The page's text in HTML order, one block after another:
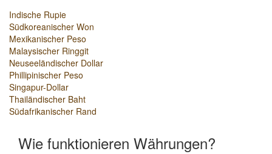
Indische Rupie
Südkoreanischer Won
Mexikanischer Peso
Malaysischer Ringgit
Neuseeländischer Dollar
Phillipinischer Peso
Singapur-Dollar
Thailändischer Baht
Südafrikanischer Rand
Wie funktionieren Währungen?